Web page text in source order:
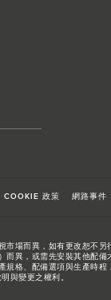
COOKIE 政策 網路事件
場而異，如有更改恕不
而異，或需先安裝其他配
規格、配備選項與生產時
與變更之權利。